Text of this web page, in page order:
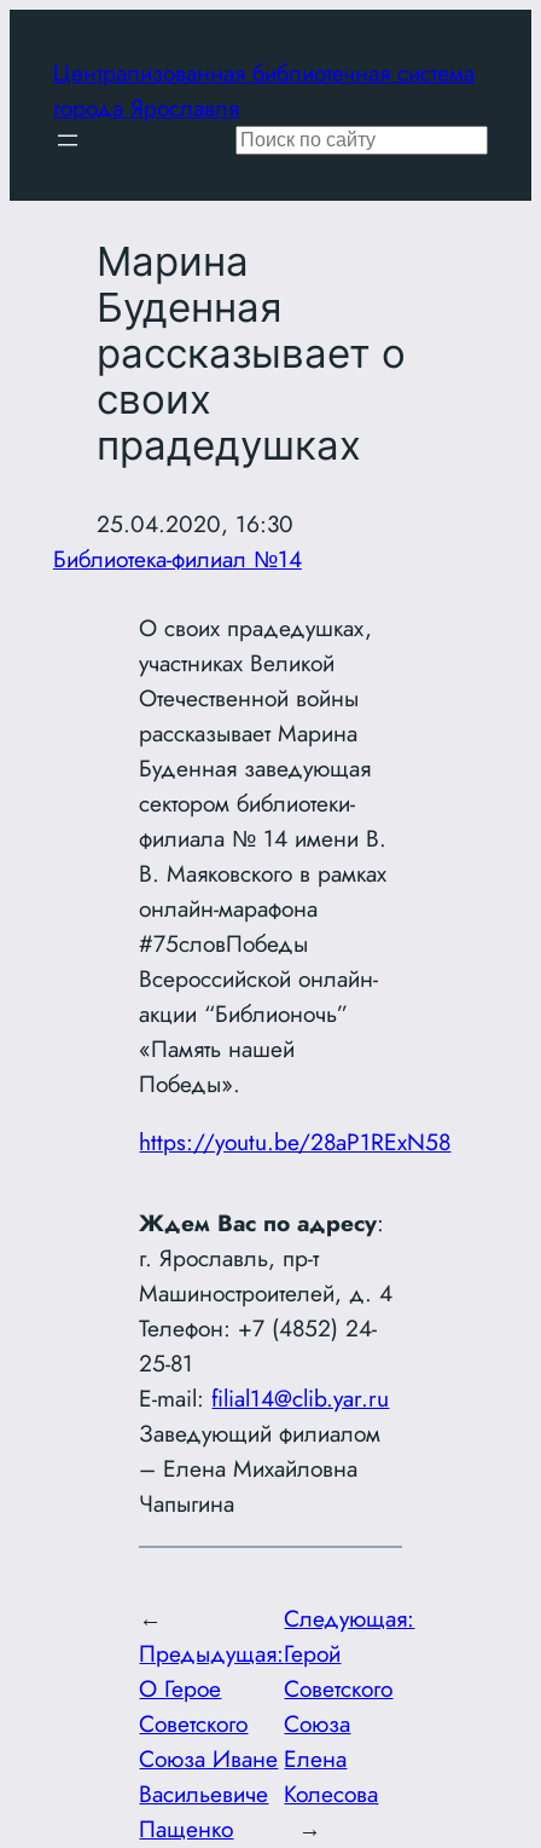
содержимому
Централизованная библиотечная система
города Ярославля
Поиск
Марина
Буденная
рассказывает о
своих
прадедушках
25.04.2020, 16:30
Библиотека-филиал №14
О своих прадедушках,
участниках Великой
Отечественной войны
рассказывает Марина
Буденная заведующая
сектором библиотеки-
филиала № 14 имени В.
В. Маяковского в рамках
онлайн-марафона
#75словПобеды
Всероссийской онлайн-
акции “Библионочь”
«Память нашей
Победы».
https://youtu.be/28aP1RExN58
Ждем Вас по адресу:
г. Ярославль, пр-т
Машиностроителей, д. 4
Телефон: +7 (4852) 24-
25-81
E-mail:filial14@clib.yar.ru
Заведующий филиалом
– Елена Михайловна
Чапыгина
←
Предыдущая:
О Герое
Советского
Cоюза Иване
Васильевиче
Пащенко
Следующая:
Герой
Советского
Союза
Елена
Колесова
→